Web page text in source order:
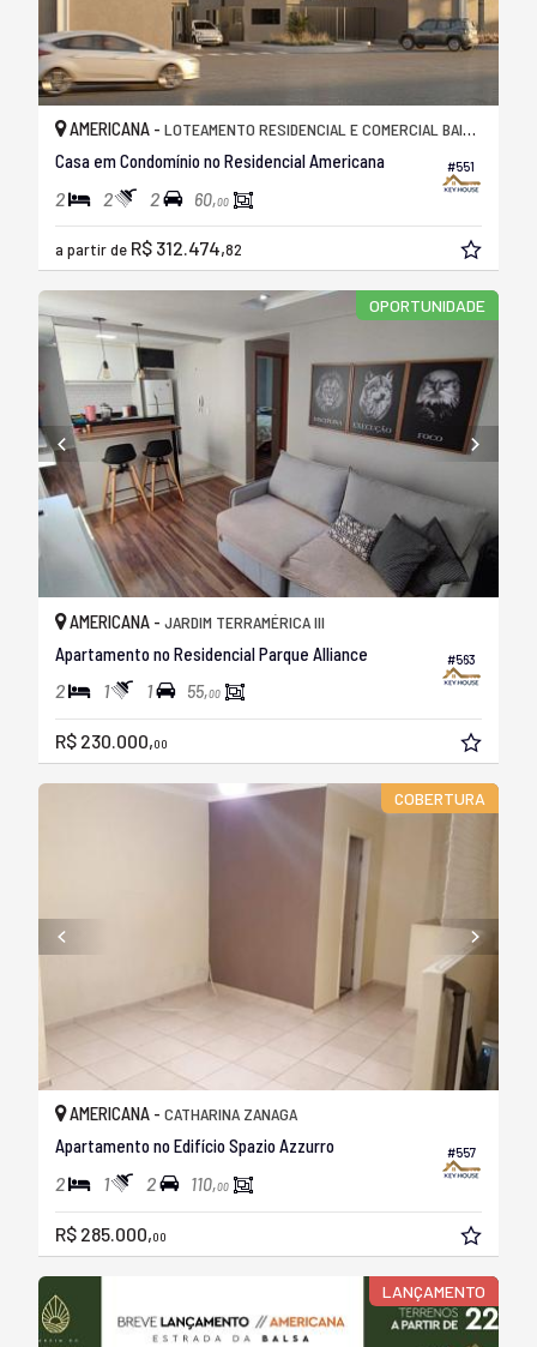
#551
AMERICANA - LOTEAMENTO RESIDENCIAL E COMERCIAL BAIRRO PACAEMBU
Casa em Condomínio no Residencial Americana
2 2 2 60,00
a partir de R$ 312.474,82
OPORTUNIDADE
#563
AMERICANA - JARDIM TERRAMÉRICA III
Apartamento no Residencial Parque Alliance
2 1 1 55,00
R$ 230.000,00
COBERTURA
#557
AMERICANA - CATHARINA ZANAGA
Apartamento no Edifício Spazio Azzurro
2 1 2 110,00
R$ 285.000,00
LANÇAMENTO